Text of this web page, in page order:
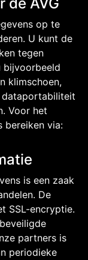
de AVG
op te
U kunt de
tegen
bijvoorbeeld
klimschoen,
dataportabiliteit
Voor het
bereiken via:
is een zaak
De
SSL-encryptie.
partners is
periodieke